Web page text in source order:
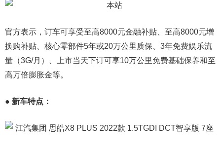
官方表示，订车可享受至高8000元金融补贴、至高8000元增
换购补贴、核心零部件5年或20万公里质保、3年免费娱乐流
量（3G/月）、上市当天下订可享10万公里免费基础保养和至
高万倍膨胀金等。
● 新车特点：